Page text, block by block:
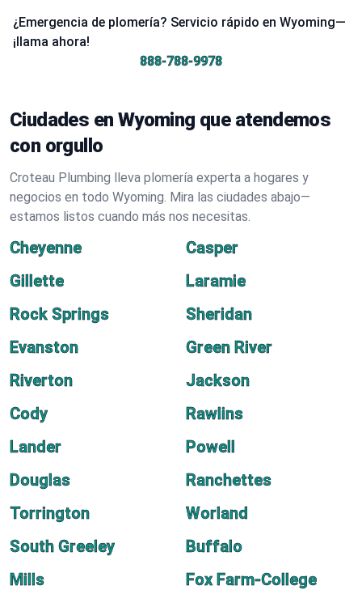
¿Emergencia de plomería? Servicio rápido en Wyoming—
¡llama ahora!
888-788-9978
Ciudades en Wyoming que atendemos
con orgullo
Croteau Plumbing lleva plomería experta a hogares y
negocios en todo Wyoming. Mira las ciudades abajo—
estamos listos cuando más nos necesitas.
Cheyenne
Casper
Gillette
Laramie
Rock Springs
Sheridan
Evanston
Green River
Riverton
Jackson
Cody
Rawlins
Lander
Powell
Douglas
Ranchettes
Torrington
Worland
South Greeley
Buffalo
Mills
Fox Farm-College